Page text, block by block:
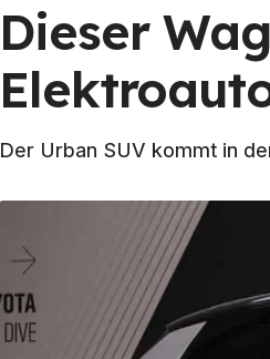
Dieser
Der Urban SUV kommt in